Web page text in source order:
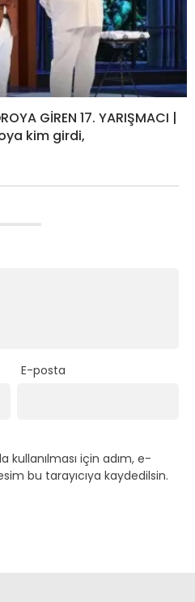
GİREN 17. YARIŞMACI |
kim girdi,
E-posta
kullanılması için adım, e-
bu tarayıcıya kaydedilsin.